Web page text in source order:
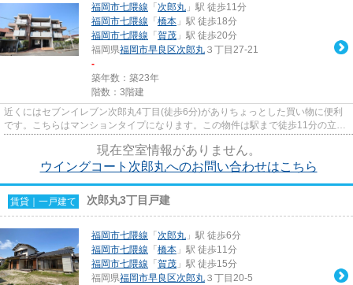
福岡市七隈線 「 次郎丸 」駅 徒歩11分
福岡市七隈線 「 橋本 」駅 徒歩18分
福岡市七隈線 「 賀茂 」駅 徒歩20分
福岡県福岡市早良区次郎丸 ３丁目27-21
-
築年数：築23年
階数：3階建
近くにはセブンイレブン次郎丸4丁目(徒歩6分)がありちょっとした買い物に便利
です。こちらはマンションタイプになります。この物件は駅まで徒歩11分の立地
現在空室情報がありません。
ウイングコート次郎丸へのお問い合わせはこちら
賃貸｜一戸建て 次郎丸3丁目戸建
福岡市七隈線 「 次郎丸 」駅 徒歩6分
福岡市七隈線 「 橋本 」駅 徒歩11分
福岡市七隈線 「 賀茂 」駅 徒歩15分
福岡県福岡市早良区次郎丸 ３丁目20-5